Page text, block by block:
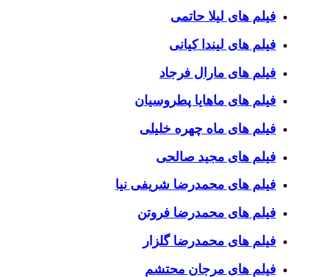
فیلم های لیلا حاتمی
فیلم های لیندا کیانی
فیلم های مارال فرجاد
فیلم های ماهایا پطروسیان
فیلم های ماه چهره خلیلی
فیلم های مجید صالحی
فیلم های محمدرضا شریفی نیا
فیلم های محمدرضا فروتن
فیلم های محمدرضا گلزار
فیلم های مرجان محتشم